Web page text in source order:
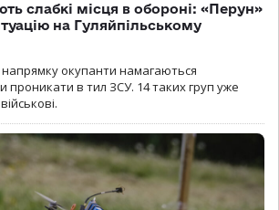
слабкі місця в обороні: «Перун»
на Гуляйпільському
напрямку окупанти намагаються
проникати в тил ЗСУ. 14 таких груп уже